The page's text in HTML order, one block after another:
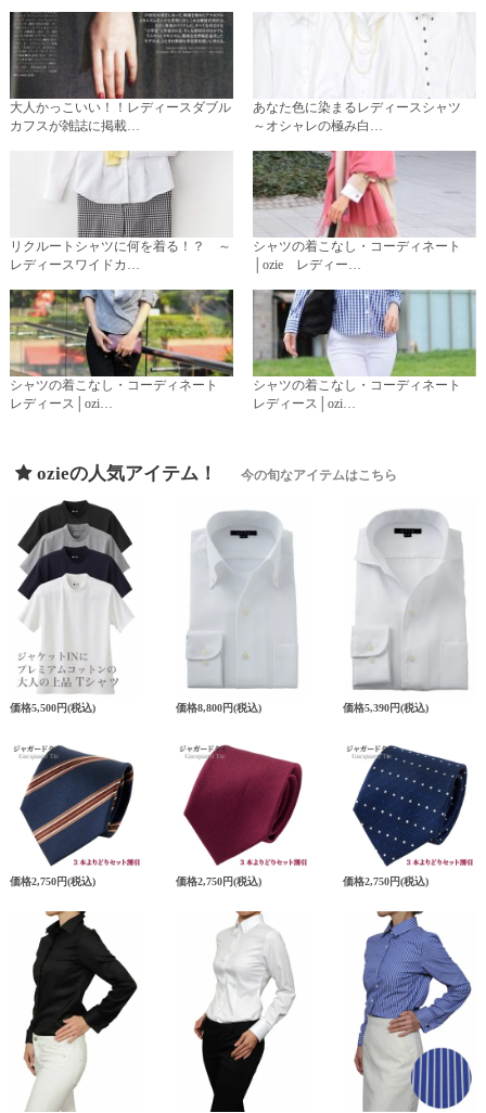
大人かっこいい！！レディースダブル
カフスが雑誌に掲載…
あなた色に染まるレディースシャツ
～オシャレの極み白…
リクルートシャツに何を着る！？ ～
レディースワイドカ…
シャツの着こなし・コーディネート
│ozie レディー…
シャツの着こなし・コーディネート
レディース│ozi…
シャツの着こなし・コーディネート
レディース│ozi…
ozieの人気アイテム！ 今の旬なアイテムはこちら
価格5,500円(税込) 価格8,800円(税込) 価格5,390円(税込)
価格2,750円(税込) 価格2,750円(税込) 価格2,750円(税込)